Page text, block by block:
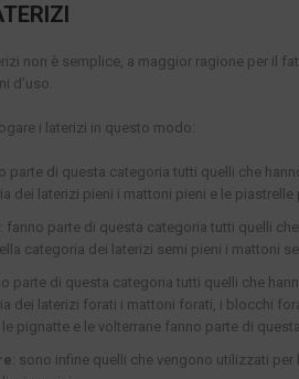
non è semplice, a maggior ragione per il
d’uso.
i laterizi in questo modo:
parte di questa categoria tutti quelli che
dei laterizi pieni i mattoni pieni e le
: fanno parte di questa categoria tutti quelli
categoria dei laterizi semi pieni i mattoni
parte di questa categoria tutti quelli che
dei laterizi forati i mattoni forati, i blocchi
pignatte e le volterrane fanno parte di
: sono infine quelli che vengono utilizzati